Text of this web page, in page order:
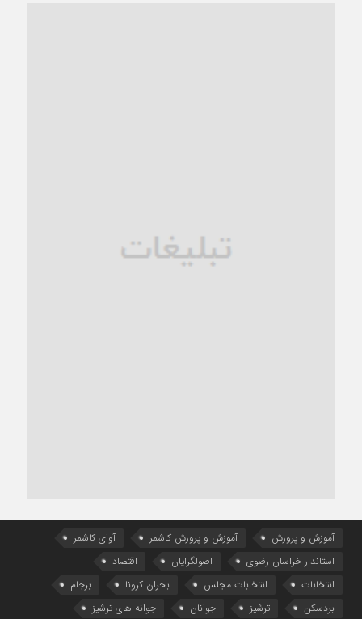
آموزش و پرورش آموزش و پرورش کاشمر
آوای کاشمر
استاندار خراسان رضوی
اصولگرایان
اقتصاد
انتخابات
انتخابات مجلس بحران کرونا
برجام
بردسکن
ترشیز جوانان جوانه های ترشیز